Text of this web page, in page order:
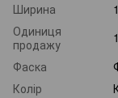
Ширина
Одиниця
продажу
Фаска
Колір